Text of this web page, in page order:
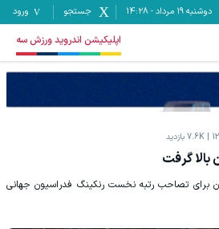
دوشنبه ۱۹ مرداد -
14:28 جستجو ورود
اپلیکیشن اندروید ورزش سه
7.6K بازدید
بالا گرفت
برای تصاحب رتبه نخست رنکینگ فدراسیون جهانی